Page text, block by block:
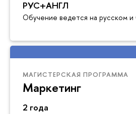
РУС+АНГЛ
Обучение ведется на русском и
МАГИСТЕРСКАЯ ПРОГРАММА
Маркетинг
2 года